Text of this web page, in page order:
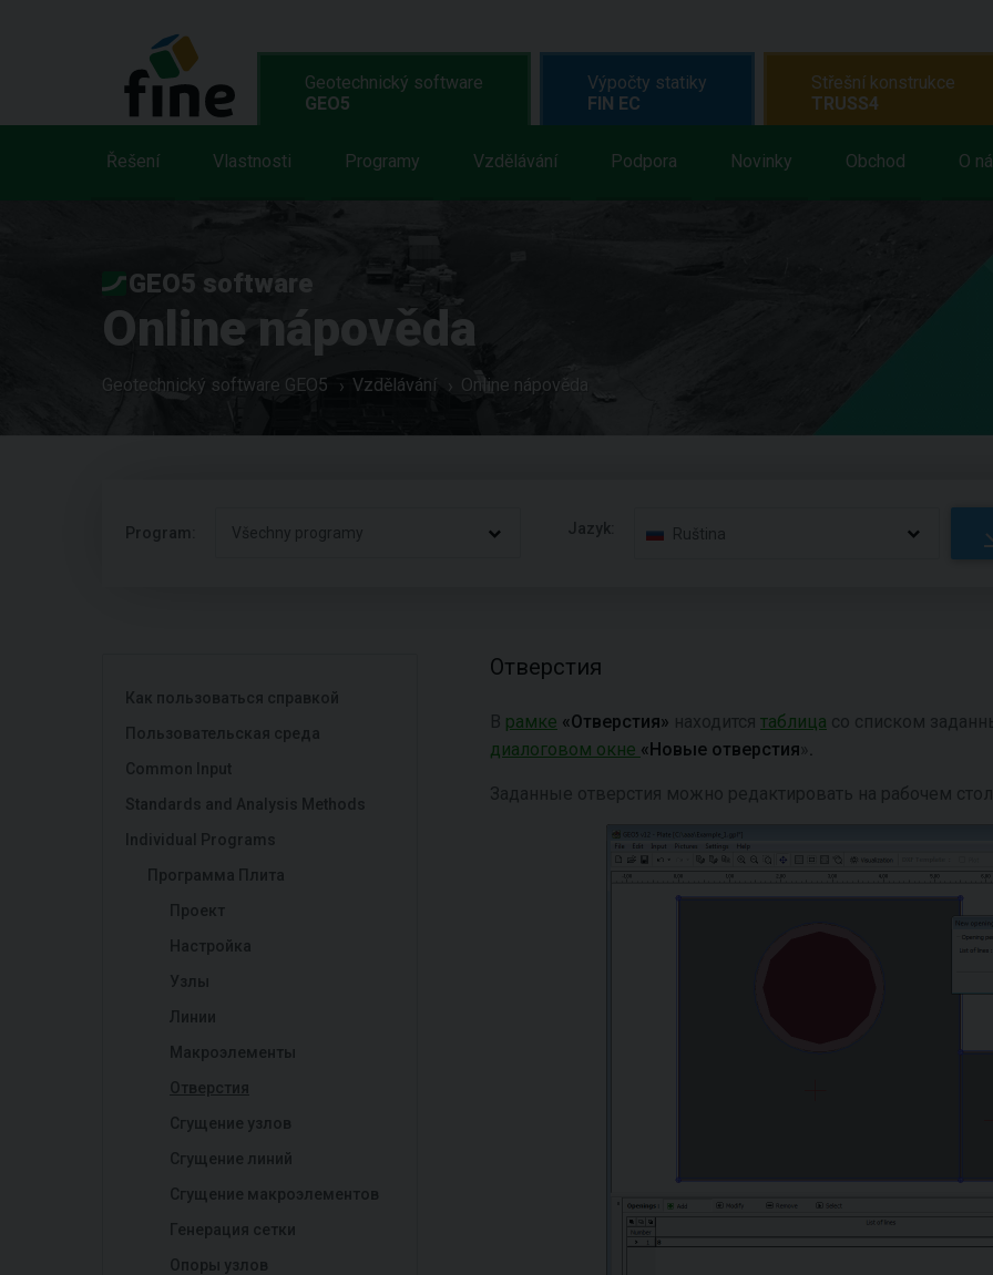
Geotechnický software
GEO5
Řešení Vlastnosti Programy Vzdělávání Podpora Novinky Obchod O
Výpočty statiky
FIN EC
Střešní konstrukce
TRUSS4
GEO5 software
Online nápověda
Geotechnický software GEO5 Vzdělávání Online nápověda
Program: Všechny programy Jazyk: Ruština
Как пользоваться справкой
Пользовательская среда
Common Input
Standards and Analysis Methods
Individual Programs
Программа Плита
Проект
Настройка
Узлы
Линии
Макроэлементы
Отверстия
Сгущение узлов
Сгущение линий
Сгущение макроэлементов
Генерация сетки
Опоры узлов
Отверстия
В рамке «Отверстия» находится таблица со списком
диалоговом окне «Новые отверстия ».
Заданные отверстия можно редактировать на рабочем